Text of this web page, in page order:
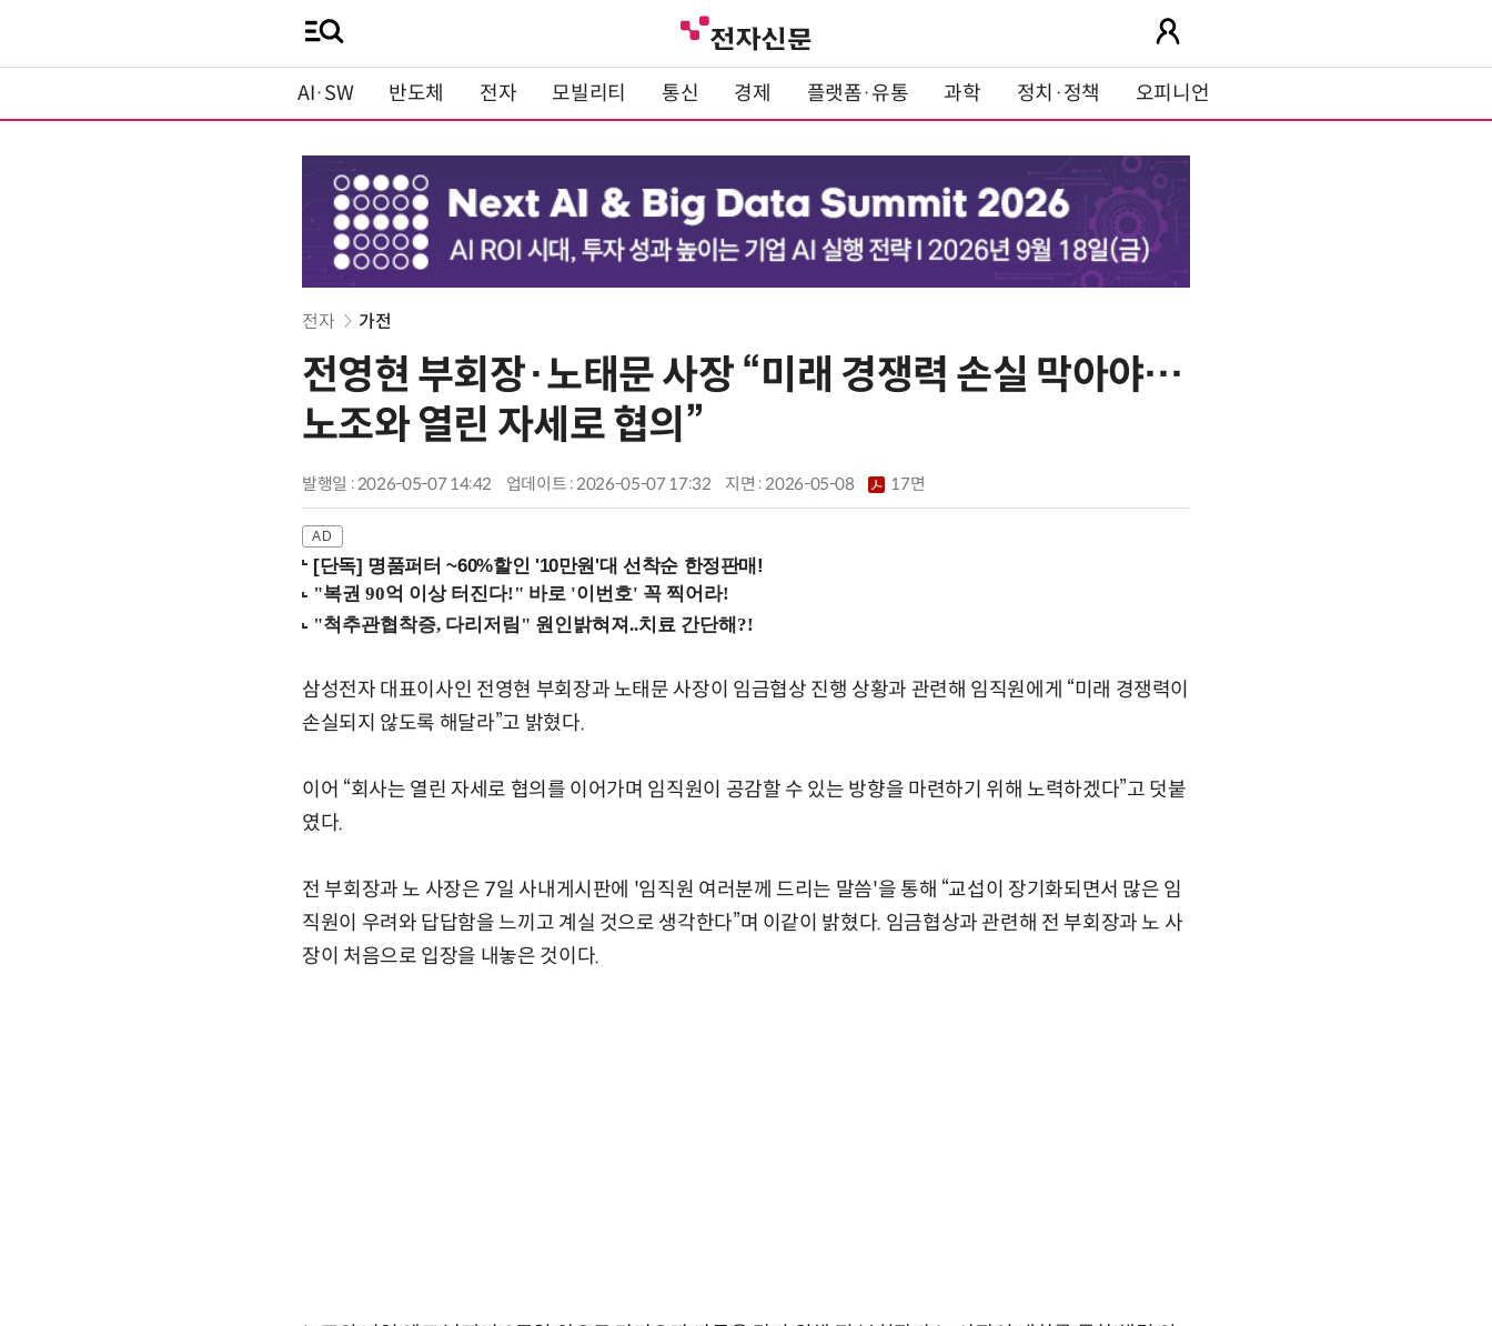
AI·SW 반도체 전자 모빌리티 통신 경제 플랫폼·유통 과학 정치·정책 오피니언
전자 가전
전영현 부회장·노태문 사장 “미래 경쟁력 손실 막아야…
노조와 열린 자세로 협의”
발행일 : 2026-05-07 14:42 업데이트 : 2026-05-07 17:32 지면 :2026-05-08 17면
[단독] 명품퍼터 ~60%할인 '10만원'대 선착순 한정판매!
삼성전자 대표이사인 전영현 부회장과 노태문 사장이 임금협상 진행 상황과 관련해 임직원에게 “미래 경쟁력이
손실되지 않도록 해달라”고 밝혔다.
이어 “회사는 열린 자세로 협의를 이어가며 임직원이 공감할 수 있는 방향을 마련하기 위해 노력하겠다”고 덧붙
였다.
전 부회장과 노 사장은 7일 사내게시판에 '임직원 여러분께 드리는 말씀'을 통해 “교섭이 장기화되면서 많은 임
직원이 우려와 답답함을 느끼고 계실 것으로 생각한다”며 이같이 밝혔다. 임금협상과 관련해 전 부회장과 노 사
장이 처음으로 입장을 내놓은 것이다.